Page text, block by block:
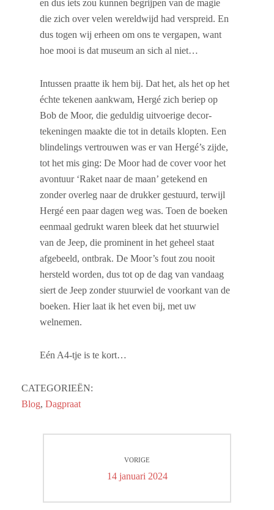
en dus iets zou kunnen begrijpen van de magie
die zich over velen wereldwijd had verspreid. En
dus togen wij erheen om ons te vergapen, want
hoe mooi is dat museum an sich al niet…
Intussen praatte ik hem bij. Dat het, als het op het
échte tekenen aankwam, Hergé zich beriep op
Bob de Moor, die geduldig uitvoerige decor-
tekeningen maakte die tot in details klopten. Een
blindelings vertrouwen was er van Hergé’s zijde,
tot het mis ging: De Moor had de cover voor het
avontuur ‘Raket naar de maan’ getekend en
zonder overleg naar de drukker gestuurd, terwijl
Hergé een paar dagen weg was. Toen de boeken
eenmaal gedrukt waren bleek dat het stuurwiel
van de Jeep, die prominent in het geheel staat
afgebeeld, ontbrak. De Moor’s fout zou nooit
hersteld worden, dus tot op de dag van vandaag
siert de Jeep zonder stuurwiel de voorkant van de
boeken. Hier laat ik het even bij, met uw
welnemen.
Eén A4-tje is te kort…
CATEGORIEËN:
Blog, Dagpraat
navigatie
VORIGE
Vorig
14 januari 2024